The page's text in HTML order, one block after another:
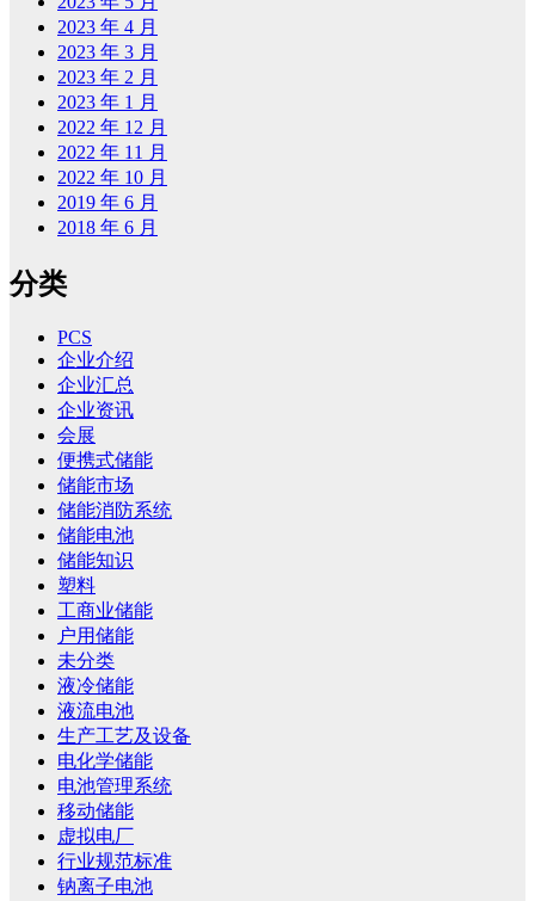
2023 年 4 月
2023 年 3 月
2023 年 2 月
2023 年 1 月
2022 年 12 月
2022 年 11 月
2022 年 10 月
2019 年 6 月
2018 年 6 月
分类
PCS
企业介绍
企业汇总
企业资讯
会展
便携式储能
储能市场
储能消防系统
储能电池
储能知识
塑料
工商业储能
户用储能
未分类
液冷储能
液流电池
生产工艺及设备
电化学储能
电池管理系统
移动储能
虚拟电厂
行业规范标准
钠离子电池